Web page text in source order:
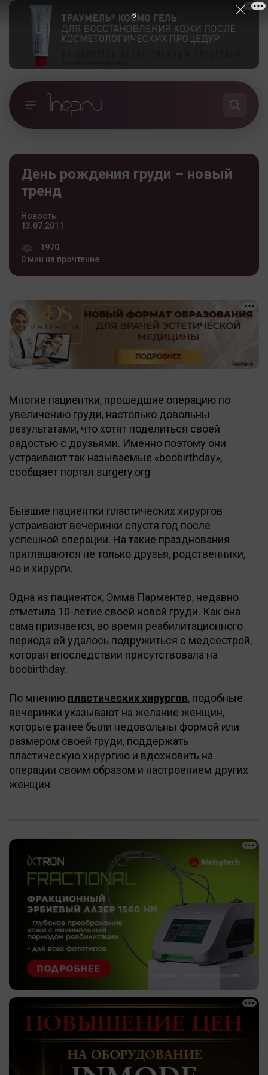
День рождения груди – новый
тренд
Новость
13.07.2011
1970
0 мин на прочтение
Многие пациентки, прошедшие операцию по
увеличению груди, настолько довольны
результатами, что хотят поделиться своей
радостью с друзьями. Именно поэтому они
устраивают так называемые «boobirthday»,
сообщает портал surgery.org
Бывшие пациентки пластических хирургов
устраивают вечеринки спустя год после
успешной операции. На такие празднования
приглашаются не только друзья, родственники,
но и хирурги.
Одна из пациенток, Эмма Парментер, недавно
отметила 10-летие своей новой груди. Как она
сама признается, во время реабилитационного
периода ей удалось подружиться с медсестрой,
которая впоследствии присутствовала на
boobirthday.
По мнению пластических хирургов, подобные
вечеринки указывают на желание женщин,
которые ранее были недовольны формой или
размером своей груди, поддержать
пластическую хирургию и вдохновить на
операции своим образом и настроением других
женщин.
5